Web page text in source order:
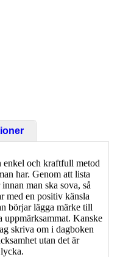
enkel och kraftfull metod
har. Genom att lista
man ska sova, så
med en positiv känsla
börjar lägga märke till
uppmärksammat. Kanske
skriva om i dagboken
utan det är